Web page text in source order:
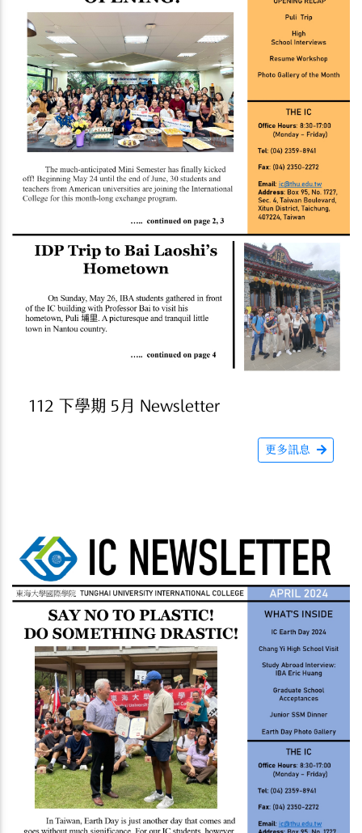
112 下學期 5月 Newsletter
更多訊息